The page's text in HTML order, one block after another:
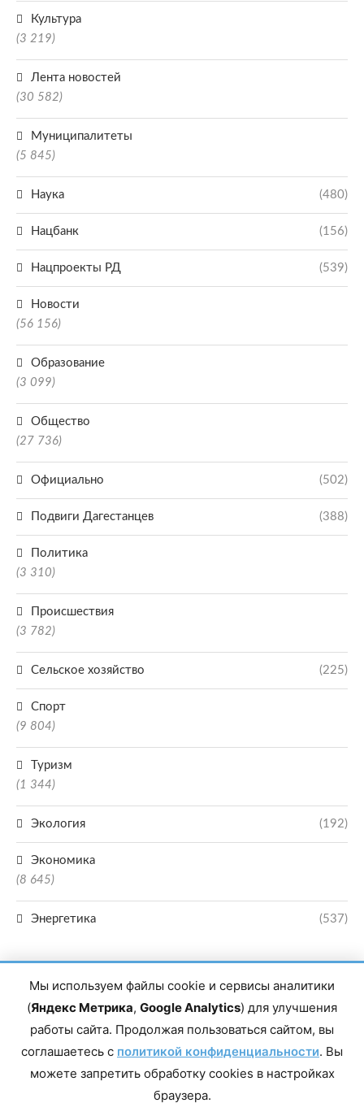
Культура
(3 219)
Лента новостей
(30 582)
Муниципалитеты
(5 845)
Наука (480)
Нацбанк (156)
Нацпроекты РД (539)
Новости
(56 156)
Образование
(3 099)
Общество
(27 736)
Официально (502)
Подвиги Дагестанцев (388)
Политика
(3 310)
Происшествия
(3 782)
Сельское хозяйство (225)
Спорт
(9 804)
Туризм
(1 344)
Экология (192)
Экономика
(8 645)
Энергетика (537)
Главный редактор сетевого издания Магомаев Тимур Нухович. Контакты
редакции: 8(988)-292-94-34 Почта: vestiskfo@gmail.com По вопросам
Дагестан, г. Махачкала, пр-т Насрутдинова, д. 1а. Все права защищены.
Копирование и использование полных материалов запрещено, частичное
Мы используем файлы cookie и сервисы аналитики
(Яндекс Метрика, Google Analytics) для улучшения
работы сайта. Продолжая пользоваться сайтом, вы
соглашаетесь с политикой конфиденциальности. Вы
можете запретить обработку cookies в настройках
браузера.